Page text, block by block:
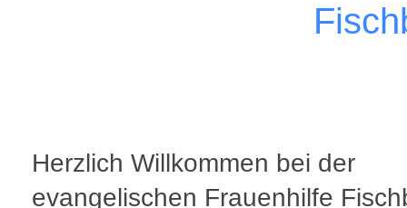
Herzlich Willkommen bei der
evangelischen Frauenhilfe